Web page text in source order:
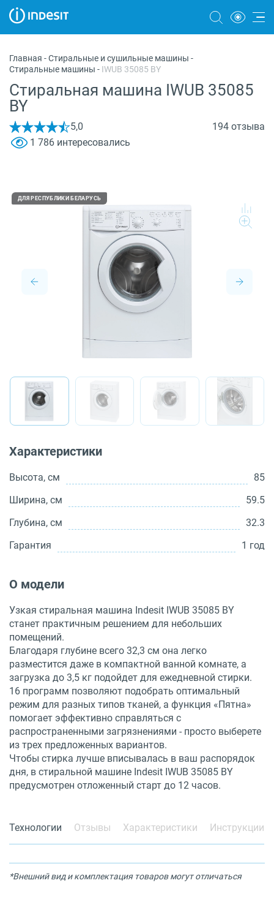
Морозильные камеры
Стиральные и сушильные машины
Посудомоечные машины
Плиты
Вытяжки
Варочные панели
Микроволновые печи
О бренде
Главная -Стиральные и сушильные машины -
Стиральные машины - IWUB 35085 BY
Стиральная машина IWUB 35085
BY
5,0
194 отзыва
1 786 интересовались
ДЛЯ РЕСПУБЛИКИ БЕЛАРУСЬ
Характеристики
Высота, см
85
Ширина, см
59.5
Глубина, см
32.3
Гарантия
1 год
О модели
Узкая стиральная машина Indesit IWUB 35085 BY
станет практичным решением для небольших
помещений.
Благодаря глубине всего 32,3 см она легко
разместится даже в компактной ванной комнате, а
загрузка до 3,5 кг подойдет для ежедневной стирки.
16 программ позволяют подобрать оптимальный
режим для разных типов тканей, а функция «Пятна»
помогает эффективно справляться с
распространенными загрязнениями - просто выберете
из трех предложенных вариантов.
Чтобы стирка лучше вписывалась в ваш распорядок
дня, в стиральной машине Indesit IWUB 35085 BY
предусмотрен отложенный старт до 12 часов.
Технологии Отзывы Характеристики Инструкции
*Внешний вид и комплектация товаров могут отличаться